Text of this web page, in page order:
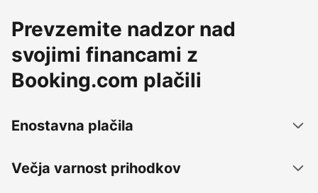
Prevzemite nadzor nad
svojimi financami z
Booking.com plačili
Enostavna plačila
Večja varnost prihodkov